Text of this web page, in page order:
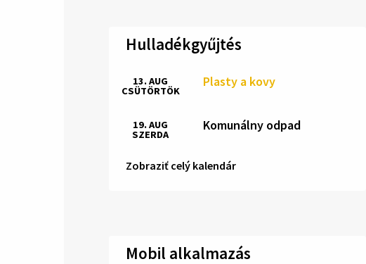
Hulladékgyűjtés
Plasty a kovy
13. AUG
CSÜTÖRTÖK
Komunálny odpad
19. AUG
SZERDA
Zobraziť celý kalendár
Mobil alkalmazás